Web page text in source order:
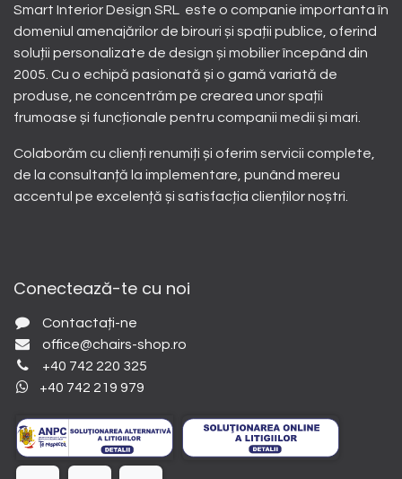
Smart Interior Design SRL este o companie importanta în
domeniul amenajărilor de birouri și spații publice, oferind
soluții personalizate de design și mobilier începând din
2005. Cu o echipă pasionată și o gamă variată de
produse, ne concentrăm pe crearea unor spații
frumoase și funcționale pentru companii medii și mari.
Colaborăm cu clienți renumiți și oferim servicii complete,
de la consultanță la implementare, punând mereu
accentul pe excelență și satisfacția clienților noștri.
Conectează-te cu noi
Contactați-ne
office@chairs-shop.ro
+40 742 220 325
+40 742 219 979